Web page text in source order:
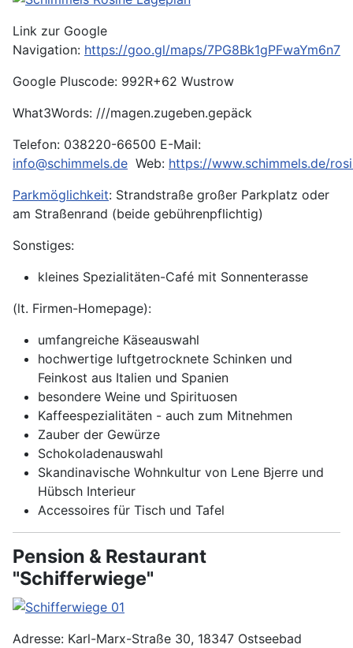
Link zur Google
Navigation: https://goo.gl/maps/7PG8Bk1gPFwaYm6n7
Google Pluscode: 992R+62 Wustrow
What3Words: ///magen.zugeben.gepäck
Telefon: 038220-66500 E-Mail:
info@schimmels.de Web: https://www.schimmels.de/
Parkmöglichkeit: Strandstraße großer Parkplatz oder
am Straßenrand (beide gebührenpflichtig)
Sonstiges:
kleines Spezialitäten-Café mit Sonnenterasse
(lt. Firmen-Homepage):
umfangreiche Käseauswahl
hochwertige luftgetrocknete Schinken und
Feinkost aus Italien und Spanien
besondere Weine und Spirituosen
Kaffeespezialitäten - auch zum Mitnehmen
Zauber der Gewürze
Schokoladenauswahl
Skandinavische Wohnkultur von Lene Bjerre und
Hübsch Interieur
Accessoires für Tisch und Tafel
Pension & Restaurant
"Schifferwiege"
Adresse: Karl-Marx-Straße 30, 18347 Ostseebad